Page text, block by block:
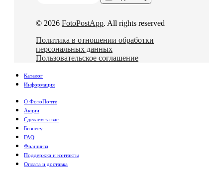
© 2026 FotoPostApp. All rights reserved
Политика в отношении обработки
персональных данных
Пользовательское соглашение
Каталог
Информация
О ФотоПочте
Акции
Сделаем за вас
Бизнесу
FAQ
Франшиза
Поддержка и контакты
Оплата и доставка